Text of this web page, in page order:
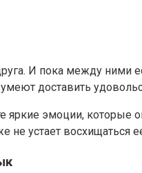
И пока между ними
доставить
эмоции, которые
не устает